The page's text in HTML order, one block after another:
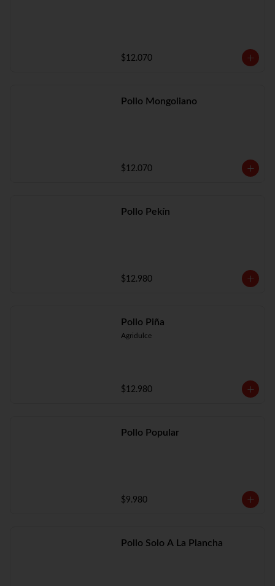
$12.070
Pollo Mongoliano
$12.070
Pollo Pekín
$12.980
Pollo Piña
Agridulce
$12.980
Pollo Popular
$9.980
Pollo Solo A La Plancha